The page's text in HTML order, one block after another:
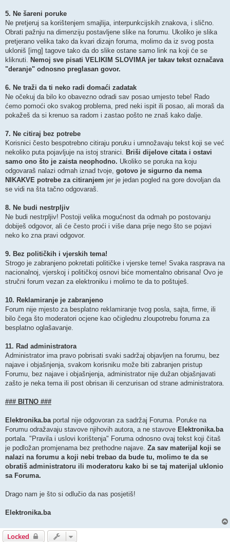
5. Ne šareni poruke
Ne pretjeruj sa korištenjem smajlija, interpunkcijskih znakova, i slično.
Obrati pažnju na dimenziju postavljene slike na forumu. Ukoliko je slika
pretjerano velika tako da kvari dizajn foruma, molimo da iz svog posta
ukloniš [img] tagove tako da do slike ostane samo link na koji će se
kliknuti. Nemoj sve pisati VELIKIM SLOVIMA jer takav tekst označava
"deranje" odnosno preglasan govor.
6. Ne traži da ti neko radi domaći zadatak
Ne očekuj da bilo ko obavezno odradi sav posao umjesto tebe! Rado
ćemo pomoći oko svakog problema, pred neki ispit ili posao, ali moraš da
pokažeš da si krenuo sa radom i zastao pošto ne znaš kako dalje.
7. Ne citiraj bez potrebe
Korisnici često bespotrebno citiraju poruku i umnožavaju tekst koji se već
nekoliko puta pojavljuje na istoj stranici. Briši dijelove citata i ostavi
samo ono što je zaista neophodno. Ukoliko se poruka na koju
odgovaraš nalazi odmah iznad tvoje, gotovo je sigurno da nema
NIKAKVE potrebe za citiranjem jer je jedan pogled na gore dovoljan da
se vidi na šta tačno odgovaraš.
8. Ne budi nestrpljiv
Ne budi nestrpljiv! Postoji velika mogućnost da odmah po postovanju
dobiješ odgovor, ali će često proći i više dana prije nego što se pojavi
neko ko zna pravi odgovor.
9. Bez političkih i vjerskih tema!
Strogo je zabranjeno pokretati političke i vjerske teme! Svaka rasprava na
nacionalnoj, vjerskoj i političkoj osnovi biće momentalno obrisana! Ovo je
stručni forum vezan za elektroniku i molimo te da to poštuješ.
10. Reklamiranje je zabranjeno
Forum nije mjesto za besplatno reklamiranje tvog posla, sajta, firme, ili
bilo čega što moderatori ocjene kao očiglednu zloupotrebu foruma za
besplatno oglašavanje.
11. Rad administratora
Administrator ima pravo pobrisati svaki sadržaj objavljen na forumu, bez
najave i objašnjenja, svakom korisniku može biti zabranjen pristup
Forumu, bez najave i objašnjenja, administrator nije dužan objašnjavati
zašto je neka tema ili post obrisan ili cenzurisan od strane administratora.
### BITNO ###
Elektronika.baportal nije odgovoran za sadržaj Foruma. Poruke na
Forumu odražavaju stavove njihovih autora, a ne stavove Elektronika.ba
portala. "Pravila i uslovi korištenja" Foruma odnosno ovaj tekst koji čitaš
je podložan promjenama bez prethodne najave. Za sav materijal koji se
nalazi na forumu a koji nebi trebao da bude tu, molimo te da se
obratiš administratoru ili moderatoru kako bi se taj materijal uklonio
sa Foruma.
Drago nam je što si odlučio da nas posjetiš!
Elektronika.ba
Locked